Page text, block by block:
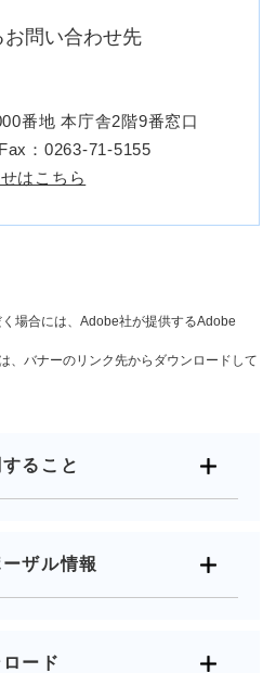
問い合わせ先
番地 本庁舎2階9番窓口
Fax：0263‐71‐5155
はこちら
場合には、Adobe社が提供するAdobe
、バナーのリンク先からダウンロードして
ること
ザル情報
ード